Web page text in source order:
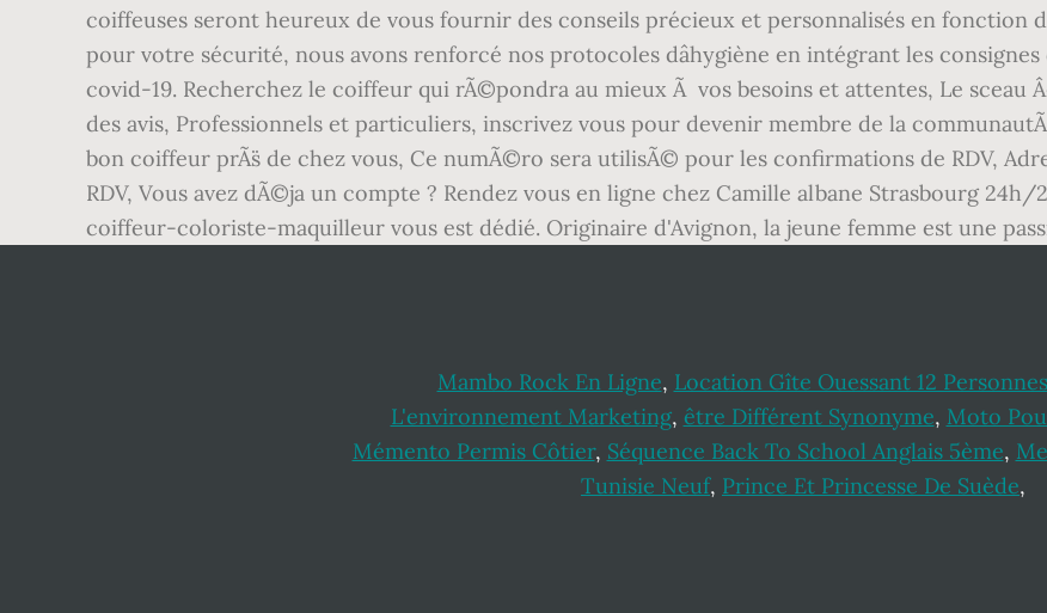
coiffeuses seront heureux de vous fournir des conseils précieux et personnalisés en fonction
pour votre sécurité, nous avons renforcé nos protocoles dâhygiène en intégrant les
covid-19. Recherchez le coiffeur qui rÃ©pondra au mieux Ã vos besoins et attentes, Le
des avis, Professionnels et particuliers, inscrivez vous pour devenir membre de la
bon coiffeur prÃ¨s de chez vous, Ce numÃ©ro sera utilisÃ© pour les confirmations de RDV,
RDV, Vous avez dÃ©ja un compte ? Rendez vous en ligne chez Camille albane Strasbourg
coiffeur-coloriste-maquilleur vous est dédié. Originaire d'Avignon, la jeune femme est une
Mambo Rock En Ligne, Location Gîte Ouessant 12 Personnes
L'environnement Marketing, être Différent Synonyme, Moto
Mémento Permis Côtier, Séquence Back To School Anglais 5ème,
Tunisie Neuf, Prince Et Princesse De Suède,